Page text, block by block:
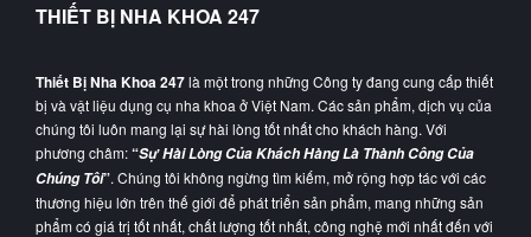
THIẾT BỊ NHA KHOA 247
Thiết Bị Nha Khoa 247là một trong những Công ty đang cung cấp thiết
bị và vật liệu dụng cụ nha khoa ở Việt Nam. Các sản phẩm, dịch vụ của
chúng tôi luôn mang lại sự hài lòng tốt nhất cho khách hàng. Với
phương châm:“Sự Hài Lòng Của Khách Hàng Là Thành Công Của
Chúng Tôi”. Chúng tôi không ngừng tìm kiếm, mở rộng hợp tác với các
thương hiệu lớn trên thế giới để phát triển sản phẩm, mang những sản
phẩm có giá trị tốt nhất, chất lượng tốt nhất, công nghệ mới nhất đến với